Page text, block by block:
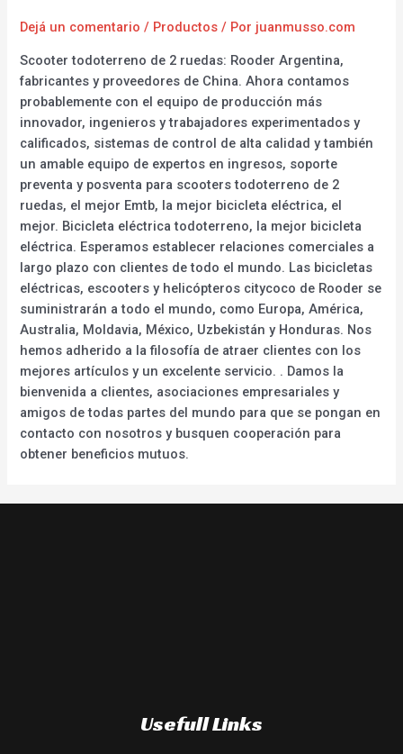
Dejá un comentario / Productos / Por juanmusso.com
Scooter todoterreno de 2 ruedas: Rooder Argentina,
fabricantes y proveedores de China. Ahora contamos
probablemente con el equipo de producción más
innovador, ingenieros y trabajadores experimentados y
calificados, sistemas de control de alta calidad y también
un amable equipo de expertos en ingresos, soporte
preventa y posventa para scooters todoterreno de 2
ruedas, el mejor Emtb, la mejor bicicleta eléctrica, el
mejor. Bicicleta eléctrica todoterreno, la mejor bicicleta
eléctrica. Esperamos establecer relaciones comerciales a
largo plazo con clientes de todo el mundo. Las bicicletas
eléctricas, escooters y helicópteros citycoco de Rooder se
suministrarán a todo el mundo, como Europa, América,
Australia, Moldavia, México, Uzbekistán y Honduras. Nos
hemos adherido a la filosofía de atraer clientes con los
mejores artículos y un excelente servicio. . Damos la
bienvenida a clientes, asociaciones empresariales y
amigos de todas partes del mundo para que se pongan en
contacto con nosotros y busquen cooperación para
obtener beneficios mutuos.
Usefull Links